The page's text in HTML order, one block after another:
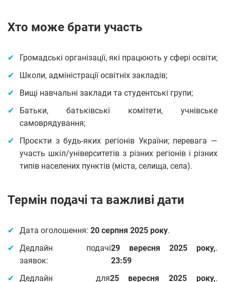
Хто може брати участь
Громадські організації, які працюють у сфері освіти;
Школи, адміністрації освітніх закладів;
Вищі навчальні заклади та студентські групи;
Батьки, батьківські комітети, учнівське
самоврядування;
Проєкти з будь-яких регіонів України; перевага —
участь шкіл/університетів з різних регіонів і різних
типів населених пунктів (міста, селища, села).
Термін подачі та важливі дати
Дата оголошення: 20 серпня 2025 року.
Дедлайн подачі
заявок:
29 вересня 2025 року,
23:59
.
Дедлайн для25 вересня 2025 року,.